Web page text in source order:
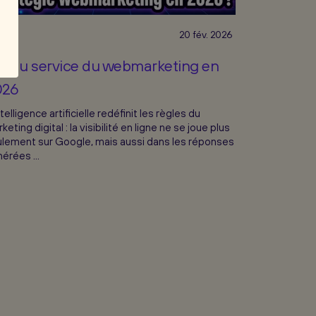
20 fév. 2026
au service du webmarketing en
artificielle redéfinit les règles du
digital : la visibilité en ligne ne se joue plus
sur Google, mais aussi dans les réponses
...